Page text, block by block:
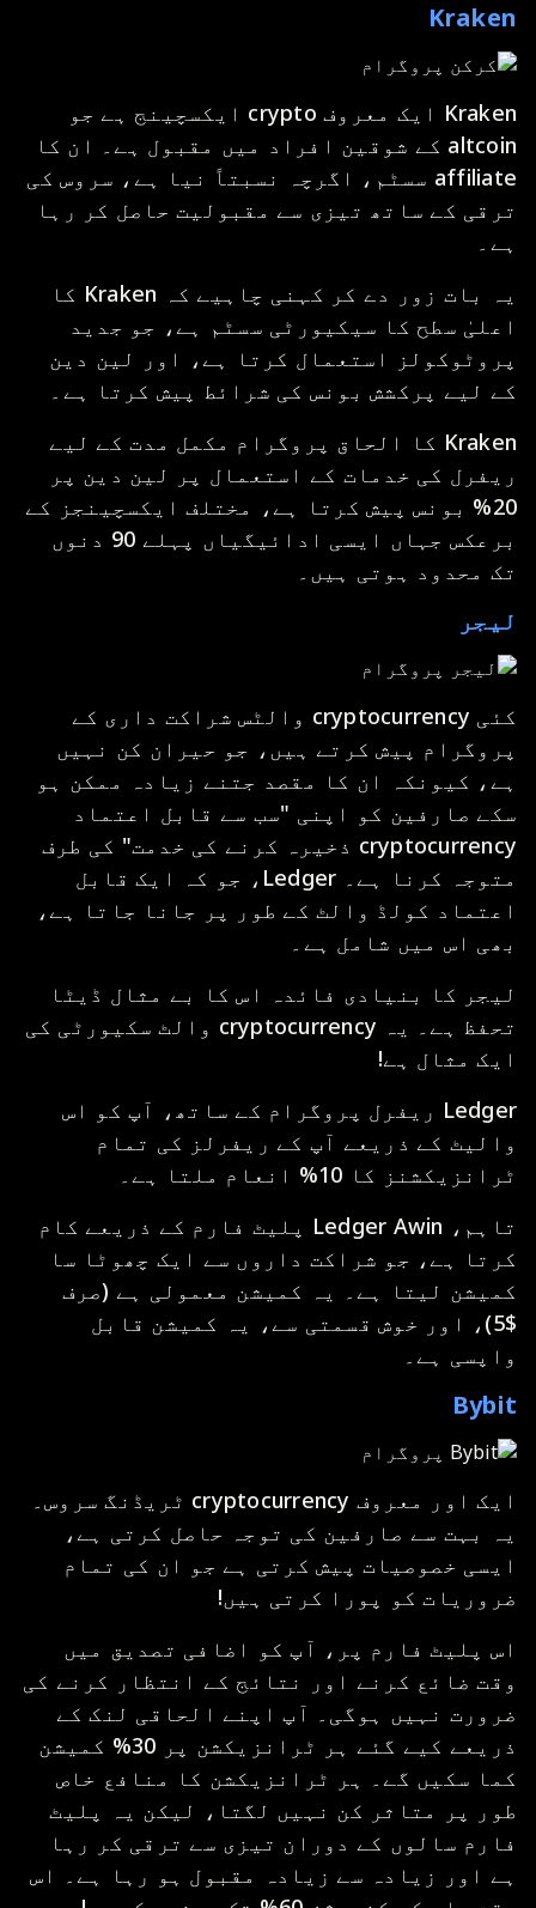
Kraken
Kraken ایک معروف crypto ایکسچینج ہے جو
altcoin کے شوقین افراد میں مقبول ہے۔ ان کا
affiliate سسٹم، اگرچہ نسبتاً نیا ہے، سروس کی
ترقی کے ساتھ تیزی سے مقبولیت حاصل کر رہا
ہے۔
یہ بات زور دے کر کہنی چاہیے کہ Kraken کا
اعلیٰ سطح کا سیکیورٹی سسٹم ہے، جو جدید
پروٹوکولز استعمال کرتا ہے، اور لین دین
کے لیے پرکشش بونس کی شرائط پیش کرتا ہے۔
Kraken کا الحاق پروگرام مکمل مدت کے لیے
ریفرل کی خدمات کے استعمال پر لین دین پر
20% بونس پیش کرتا ہے، مختلف ایکسچینجز کے
برعکس جہاں ایسی ادائیگیاں پہلے 90 دنوں
تک محدود ہوتی ہیں۔
لیجر
کئی cryptocurrency والٹس شراکت داری کے
پروگرام پیش کرتے ہیں، جو حیران کن نہیں
ہے، کیونکہ ان کا مقصد جتنے زیادہ ممکن ہو
سکے صارفین کو اپنی "سب سے قابل اعتماد
cryptocurrency ذخیرہ کرنے کی خدمت" کی طرف
متوجہ کرنا ہے۔ Ledger، جو کہ ایک قابل
اعتماد کولڈ والٹ کے طور پر جانا جاتا ہے،
بھی اس میں شامل ہے۔
لیجر کا بنیادی فائدہ اس کا بے مثال ڈیٹا
تحفظ ہے۔ یہ cryptocurrency والٹ سکیورٹی کی
ایک مثال ہے!
Ledger ریفرل پروگرام کے ساتھ، آپ کو اس
والیٹ کے ذریعے آپ کے ریفرلز کی تمام
ٹرانزیکشنز کا 10% انعام ملتا ہے۔
تاہم، Ledger Awin پلیٹ فارم کے ذریعے کام
کرتا ہے، جو شراکت داروں سے ایک چھوٹا سا
کمیشن لیتا ہے۔ یہ کمیشن معمولی ہے (صرف
$5)، اور خوش قسمتی سے، یہ کمیشن قابل
واپسی ہے۔
Bybit
ایک اور معروف cryptocurrency ٹریڈنگ سروس۔
یہ بہت سے صارفین کی توجہ حاصل کرتی ہے،
ایسی خصوصیات پیش کرتی ہے جو ان کی تمام
ضروریات کو پورا کرتی ہیں!
اس پلیٹ فارم پر، آپ کو اضافی تصدیق میں
وقت ضائع کرنے اور نتائج کے انتظار کرنے کی
ضرورت نہیں ہوگی۔ آپ اپنے الحاقی لنک کے
ذریعے کیے گئے ہر ٹرانزیکشن پر 30% کمیشن
کما سکیں گے۔ ہر ٹرانزیکشن کا منافع خاص
طور پر متاثر کن نہیں لگتا، لیکن یہ پلیٹ
فارم سالوں کے دوران تیزی سے ترقی کر رہا
ہے اور زیادہ سے زیادہ مقبول ہو رہا ہے۔ اس